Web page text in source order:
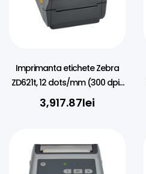
Imprimanta etichete Zebra
ZD621t, 12 dots/mm (300 dpi),
RTC, USB, USB Host, RS232, BT
(BLE), Ethernet
3,917.87lei